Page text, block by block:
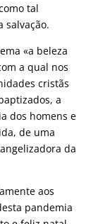
tal
salvação.
«a beleza
a qual nos
cristãs
a
dos homens e
de uma
da
aos
pandemia